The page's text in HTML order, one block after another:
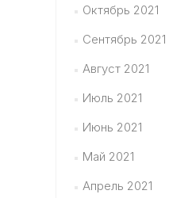
Октябрь 2021
Сентябрь 2021
Август 2021
Июль 2021
Июнь 2021
Май 2021
Апрель 2021